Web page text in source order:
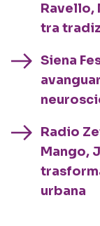
Ravello,
tra
Siena
Radio
Mango,
urbana